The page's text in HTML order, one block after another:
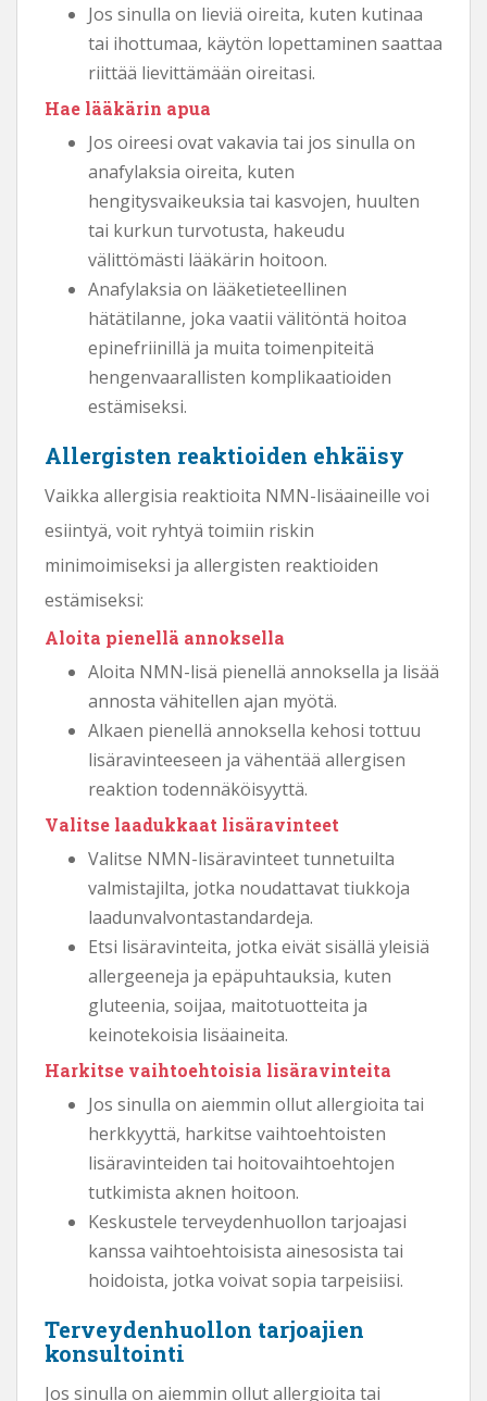
Jos sinulla on lieviä oireita, kuten kutinaa
tai ihottumaa, käytön lopettaminen saattaa
riittää lievittämään oireitasi.
Hae lääkärin apua
Jos oireesi ovat vakavia tai jos sinulla on
anafylaksia oireita, kuten
hengitysvaikeuksia tai kasvojen, huulten
tai kurkun turvotusta, hakeudu
välittömästi lääkärin hoitoon.
Anafylaksia on lääketieteellinen
hätätilanne, joka vaatii välitöntä hoitoa
epinefriinillä ja muita toimenpiteitä
hengenvaarallisten komplikaatioiden
estämiseksi.
Allergisten reaktioiden ehkäisy
Vaikka allergisia reaktioita NMN-lisäaineille voi
esiintyä, voit ryhtyä toimiin riskin
minimoimiseksi ja allergisten reaktioiden
estämiseksi:
Aloita pienellä annoksella
Aloita NMN-lisä pienellä annoksella ja lisää
annosta vähitellen ajan myötä.
Alkaen pienellä annoksella kehosi tottuu
lisäravinteeseen ja vähentää allergisen
reaktion todennäköisyyttä.
Valitse laadukkaat lisäravinteet
Valitse NMN-lisäravinteet tunnetuilta
valmistajilta, jotka noudattavat tiukkoja
laadunvalvontastandardeja.
Etsi lisäravinteita, jotka eivät sisällä yleisiä
allergeeneja ja epäpuhtauksia, kuten
gluteenia, soijaa, maitotuotteita ja
keinotekoisia lisäaineita.
Harkitse vaihtoehtoisia lisäravinteita
Jos sinulla on aiemmin ollut allergioita tai
herkkyyttä, harkitse vaihtoehtoisten
lisäravinteiden tai hoitovaihtoehtojen
tutkimista aknen hoitoon.
Keskustele terveydenhuollon tarjoajasi
kanssa vaihtoehtoisista ainesosista tai
hoidoista, jotka voivat sopia tarpeisiisi.
Terveydenhuollon tarjoajien
konsultointi
Jos sinulla on aiemmin ollut allergioita tai